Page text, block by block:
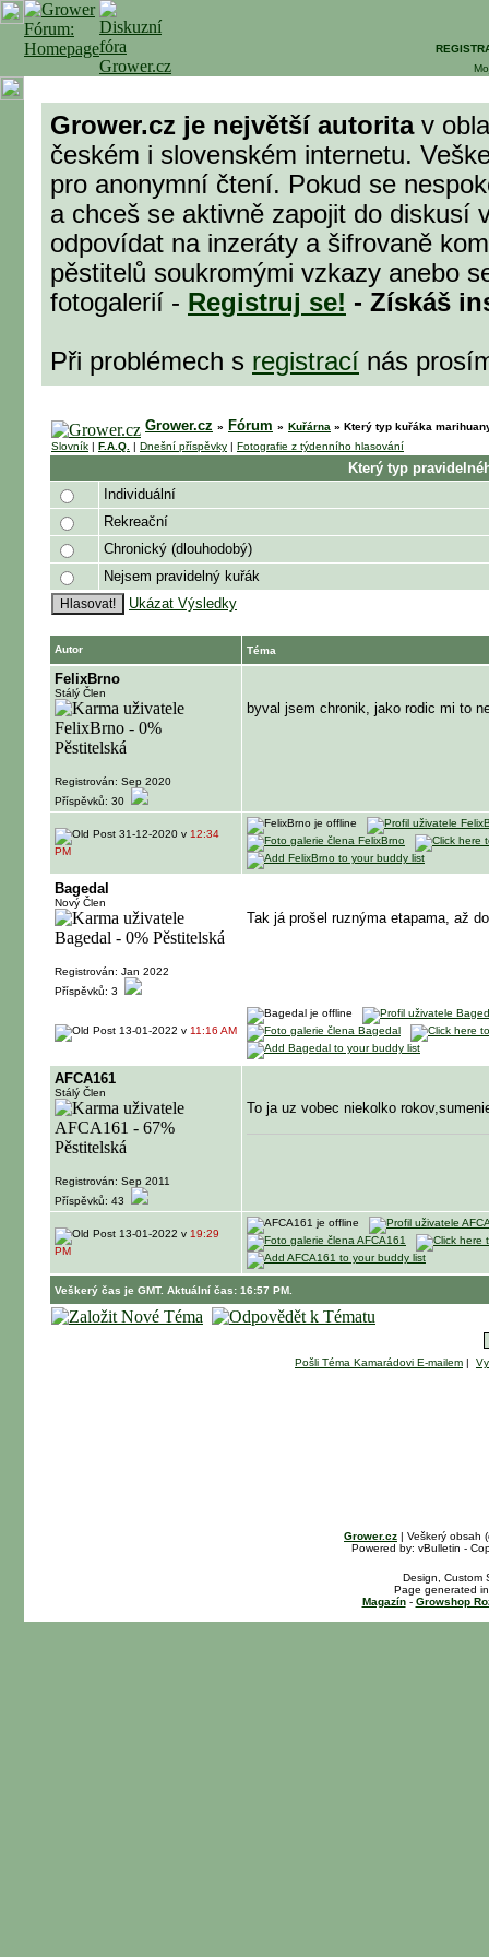
Grower.cz je největší autoritav
českém i slovenském internetu.
pro anonymní čtení. Pokud se
a chceš se aktivně zapojit do diskusí
odpovídat na inzeráty a šifrovaně
pěstitelů soukromými vzkazy anebo
fotogalerií - Registruj se! - Získáš
Při problémech s registrací nás
Grower.cz » Fórum » Kuřárna » Který typ kuřáka
Slovník | F.A.Q. | Dnešní příspěvky | Fotografie z týdenního hlasování
Který typ
Individuální
Rekreační
Chronický (dlouhodobý)
Nejsem pravidelný kuřák
Ukázat Výsledky
Autor Téma
FelixBrno
Stálý Člen
Registrován: Sep 2020
Příspěvků: 30
byval jsem chronik, jako rodic mi to
31-12-2020 v 12:34
PM
Bagedal
Nový Člen
Registrován: Jan 2022
Příspěvků: 3
Tak já prošel ruznýma etapama, až
13-01-2022 v 11:16 AM
AFCA161
Stálý Člen
Registrován: Sep 2011
Příspěvků: 43
To ja uz vobec niekolko
13-01-2022 v 19:29
PM
Veškerý čas je GMT. Aktuální čas: 16:57 PM.
Pošli Téma Kamarádovi E-mailem |
Grower.cz | Veškerý obsah
Powered by: vBulletin -
Design, Custom
Page generated
Magazín- Growshop